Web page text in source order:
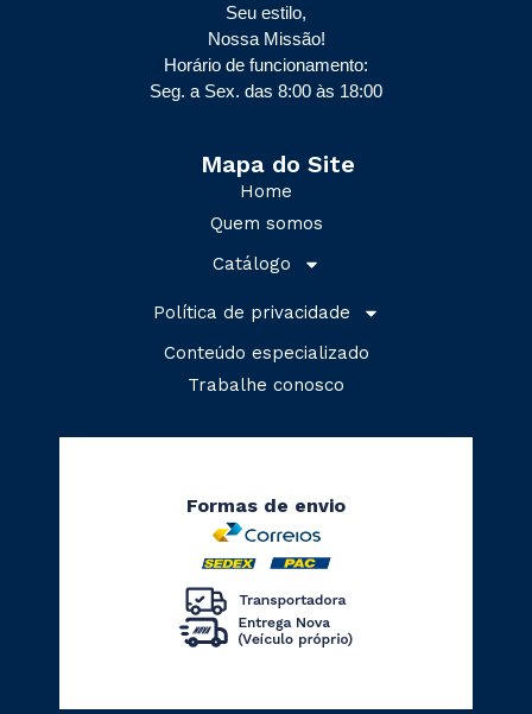
Seu estilo,
Nossa Missão!
Horário de funcionamento:
Seg. a Sex. das 8:00 às 18:00
Mapa do Site
Home
Quem somos
Catálogo
Política de privacidade
Conteúdo especializado
Trabalhe conosco
Formas de envio